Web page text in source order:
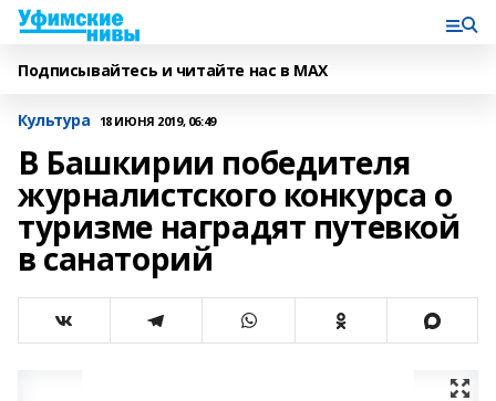
Подписывайтесь и читайте нас в MAX
Культура 18 ИЮНЯ 2019, 06:49
В Башкирии победителя
журналистского конкурса о
туризме наградят путевкой
в санаторий